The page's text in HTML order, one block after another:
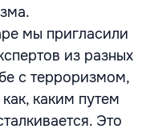
мы пригласили
из разных
с терроризмом,
каким путем
Это